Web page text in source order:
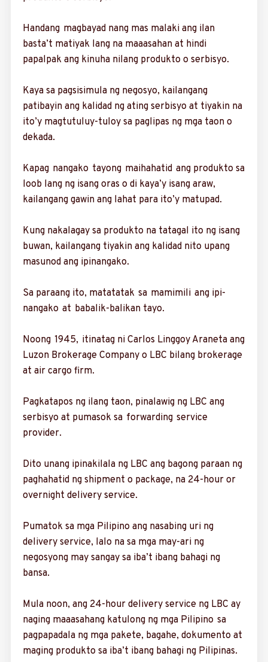
Handang ­magbayad nang mas malaki ang ilan
basta’t matiyak lang na maaasahan at hindi
papalpak ang kinuha nilang produkto o serbisyo.
Kaya sa pagsisimula ng negosyo, kailangang
patibayin ang kalidad ng ating serbisyo at ­tiyakin na
ito’y magtutuluy-­tuloy sa pag­lipas ng mga taon o
dekada.
Kapag nangako ta­yong maihahatid ang produkto sa
loob lang ng isang oras o di kaya’y isang araw,
kailangang gawin ang lahat para ito’y matupad.
Kung nakalagay sa pro­dukto na tatagal ito ng isang
buwan, kaila­ngang tiyakin ang kalidad nito upang
masunod ang ipinangako.
Sa paraang ito, mata­ta­tak sa mamimili ang ipi­
nangako at babalik-­balikan tayo.
Noong 1945, itinatag ni Carlos Linggoy Araneta ang
Luzon Brokerage Company o LBC ­bilang brokerage
at air cargo firm.
Pagkatapos ng ilang taon, pinalawig ng LBC ang
serbisyo at pumasok sa forwarding service
provider.
Dito unang ipinakilala ng LBC ang bagong paraan ng
paghahatid ng shipment o package, na 24-hour or
overnight delivery service.
Pumatok sa mga Pili­pino ang nasabing uri ng
delivery service, lalo na sa mga may-ari ng
negosyong may sangay sa iba’t ibang bahagi ng
bansa.
Mula noon, ang 24-hour delivery service ng LBC ay
naging maaa­sahang katulong ng mga Pilipino sa
pagpapadala ng mga pakete, bagahe, dokumento at
maging produkto sa iba’t ibang bahagi ng Pilipinas.